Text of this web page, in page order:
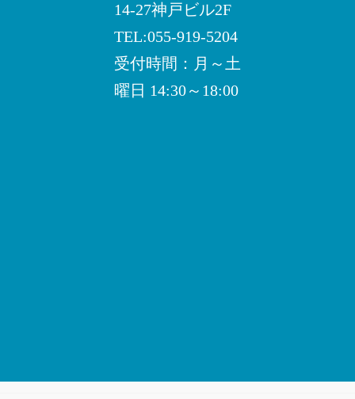
14-27神戸ビル2F
TEL:055-919-5204
受付時間：月～土
曜日 14:30～18:00